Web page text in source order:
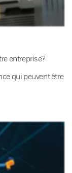
entreprise?
qui peuvent être